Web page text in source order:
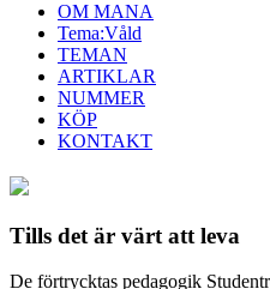
OM MANA
Tema:Våld
TEMAN
ARTIKLAR
NUMMER
KÖP
KONTAKT
Tills det är värt att leva
De förtrycktas pedagogik